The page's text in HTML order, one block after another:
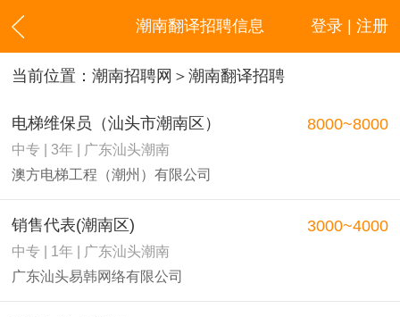
登录 | 注册
潮南翻译招聘信息
当前位置： 潮南招聘网 ＞潮南翻译招聘
电梯维保员（汕头市潮南区）
中专 | 3年 | 广东汕头潮南
澳方电梯工程（潮州）有限公司
8000~8000
销售代表(潮南区)
中专 | 1年 | 广东汕头潮南
广东汕头易韩网络有限公司
3000~4000